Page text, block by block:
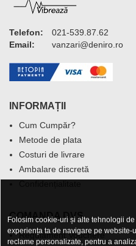
Telefon:
021-539.87.62
Email:
vanzari@deniro.ro
INFORMAȚII
Cum Cumpăr?
Metode de plata
Costuri de livrare
Ambalare discretă
COMANDA DVS.
Regulament Vouchere
Folosim cookie-uri și alte tehnologii
experiența ta de navigare pe website-
reclame personalizate, pentru a